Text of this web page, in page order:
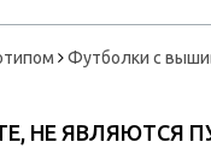
Футболки с
НЕ